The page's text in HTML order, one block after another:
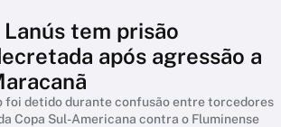
tem prisão
após agressão a
foi detido durante confusão entre torcedores
Copa Sul-Americana contra o Fluminense